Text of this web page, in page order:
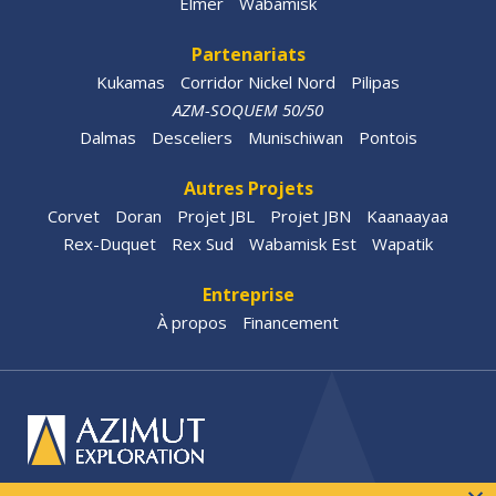
Partenariats
Kukamas Corridor Nickel Nord
Pilipas
AZM-SOQUEM 50/50
Dalmas
Desceliers Munischiwan Pontois
Autres Projets
Corvet Doran Projet JBL Projet JBN
Kaanaayaa
Rex-Duquet
Rex Sud Wabamisk Est Wapatik
Entreprise
À propos Financement